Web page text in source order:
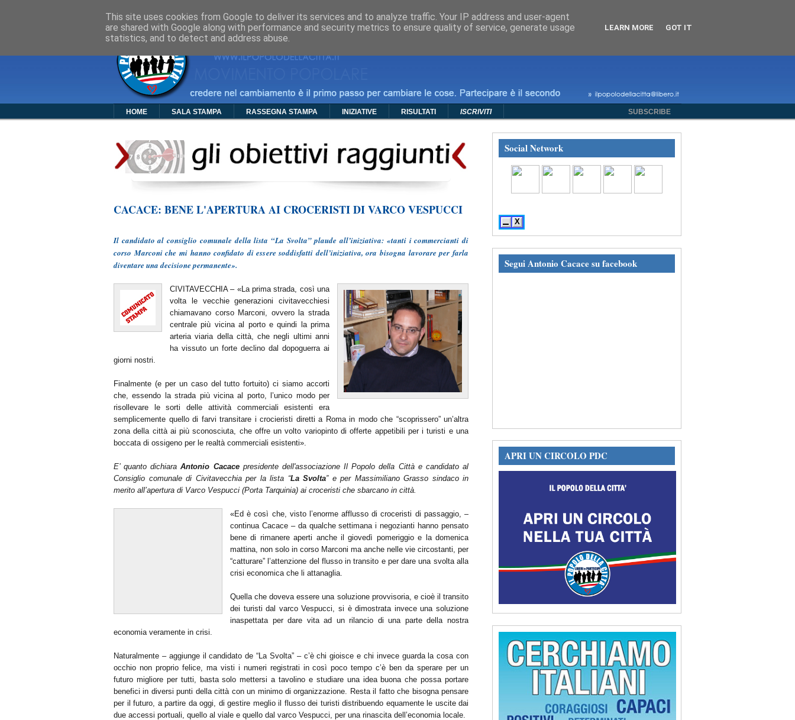
HOME SALA STAMPA RASSEGNA STAMPA INIZIATIVE RISULTATI ISCRIVITI SUBSCRIBE
CACACE: BENE L'APERTURA AI CROCERISTI DI VARCO VESPUCCI
Il candidato al consiglio comunale della lista “La Svolta” plaude all’iniziativa: «tanti i commercianti di
corso Marconi che mi hanno confidato di essere soddisfatti dell’iniziativa, ora bisogna lavorare per farla
diventare una decisione permanente».
CIVITAVECCHIA – «La prima strada, così una
volta le vecchie generazioni civitavecchiesi
chiamavano corso Marconi, ovvero la strada
centrale più vicina al porto e quindi la prima
arteria viaria della città, che negli ultimi anni
ha vissuto un forte declino dal dopoguerra ai
giorni nostri.
Finalmente (e per un caso del tutto fortuito) ci siamo accorti
che, essendo la strada più vicina al porto, l’unico modo per
risollevare le sorti delle attività commerciali esistenti era
semplicemente quello di farvi transitare i crocieristi diretti a Roma in modo che “scoprissero” un’altra
zona della città ai più sconosciuta, che offre un volto variopinto di offerte appetibili per i turisti e una
boccata di ossigeno per le realtà commerciali esistenti».
E’ quanto dichiaraAntonio Cacace presidente dell'associazione Il Popolo della Città e candidato al
Consiglio comunale di Civitavecchia per la lista “La Svolta” e per Massimiliano Grasso sindaco in
merito all’apertura di Varco Vespucci (Porta Tarquinia) ai croceristi che sbarcano in città.
«Ed è così che, visto l’enorme afflusso di croceristi di passaggio, –
continua Cacace – da qualche settimana i negozianti hanno pensato
bene di rimanere aperti anche il giovedì pomeriggio e la domenica
mattina, non solo in corso Marconi ma anche nelle vie circostanti, per
“catturare” l’attenzione del flusso in transito e per dare una svolta alla
crisi economica che li attanaglia.
Quella che doveva essere una soluzione provvisoria, e cioè il transito
dei turisti dal varco Vespucci, si è dimostrata invece una soluzione
inaspettata per dare vita ad un rilancio di una parte della nostra
economia veramente in crisi.
Naturalmente – aggiunge il candidato de “La Svolta” – c’è chi gioisce e chi invece guarda la cosa con
occhio non proprio felice, ma visti i numeri registrati in così poco tempo c’è ben da sperare per un
futuro migliore per tutti, basta solo mettersi a tavolino e studiare una idea buona che possa portare
benefici in diversi punti della città con un minimo di organizzazione. Resta il fatto che bisogna pensare
per il futuro, a partire da oggi, di gestire meglio il flusso dei turisti distribuendo equamente le uscite dai
due accessi portuali, quello al viale e quello dal varco Vespucci, per una rinascita dell’economia locale.
Social Network
X
Segui Antonio Cacace su facebook
APRI UN CIRCOLO PDC
This site uses cookies from Google to deliver its services and to analyze traffic. Your IP address and user-agent
are shared with Google along with performance and security metrics to ensure quality of service, generate usage
statistics, and to detect and address abuse.
LEARN MORE GOT IT